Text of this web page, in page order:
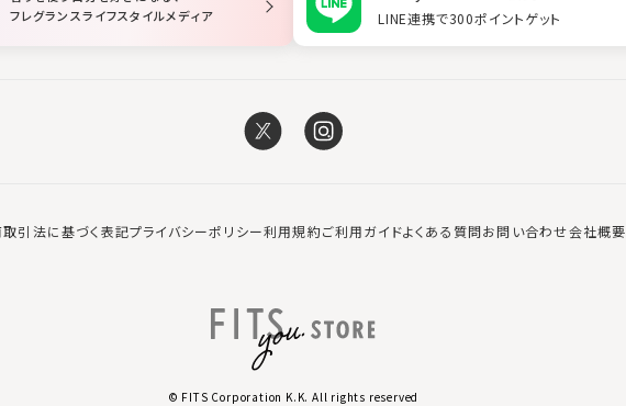
フレグランスライフスタイルメディア
LINE連携で300ポイントゲット
引法に基づく表記プライバシーポリシー利用規約ご利用ガイドよくある質問お問い合わせ会社概要
© FITS Corporation K.K. All rights reserved